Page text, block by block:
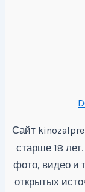
Сайт
старше 18
фото, видео и
открытых